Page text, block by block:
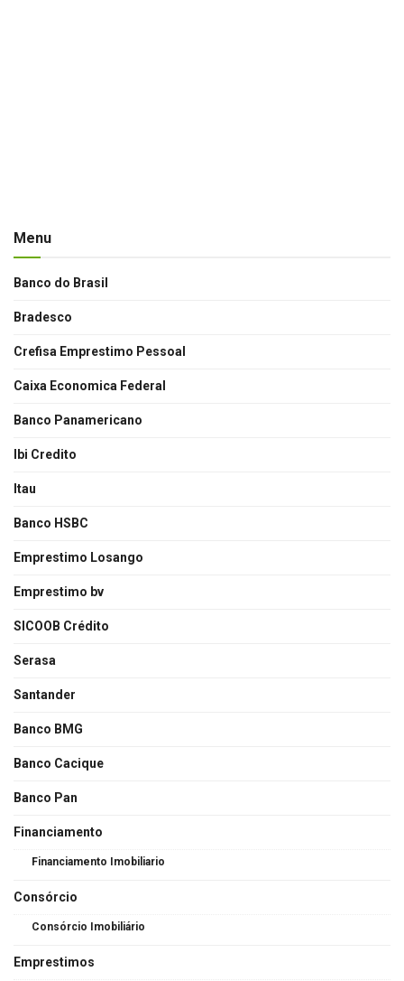
Menu
Banco do Brasil
Bradesco
Crefisa Emprestimo Pessoal
Caixa Economica Federal
Banco Panamericano
Ibi Credito
Itau
Banco HSBC
Emprestimo Losango
Emprestimo bv
SICOOB Crédito
Serasa
Santander
Banco BMG
Banco Cacique
Banco Pan
Financiamento
Financiamento Imobiliario
Consórcio
Consórcio Imobiliário
Emprestimos